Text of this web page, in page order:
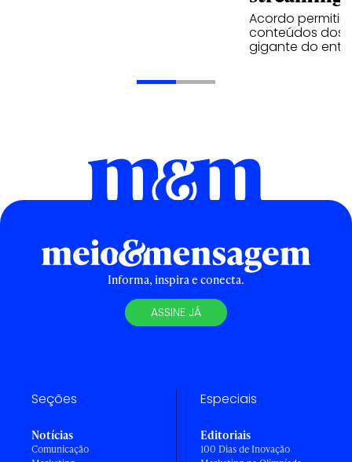
Acordo
conteúdos dos
gigante do
Informa, inspira e conecta.
ASSINE JÁ
Seções
Notícias
Comunicação
Especiais
Editoriais
100 Dias de Inovação